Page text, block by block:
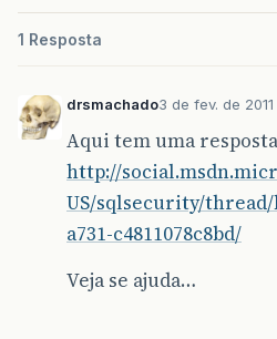
1 Resposta
drsmachado3 de fev. de 2011
Aqui tem uma
http://
US/sqlsecurity/thread/
a731-c4811078c8bd/
Veja se ajuda…